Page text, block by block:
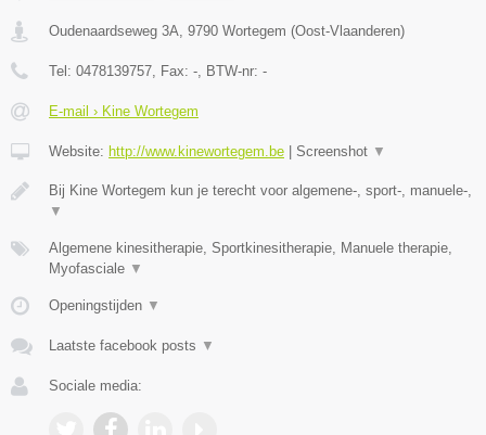
Oudenaardseweg 3A 9790 Wortegem (Oost-Vlaanderen)
Tel: 0478139757 , Fax: - , BTW-nr: -
E-mail › Kine Wortegem
Website: http://www.kinewortegem.be Screenshot ▼
Bij Kine Wortegem kun je terecht voor algemene-, sport-, manuele-,
▼
Algemene kinesitherapie, Sportkinesitherapie, Manuele therapie,
Myofasciale ▼
Openingstijden ▼
Laatste facebook posts ▼
Sociale media: